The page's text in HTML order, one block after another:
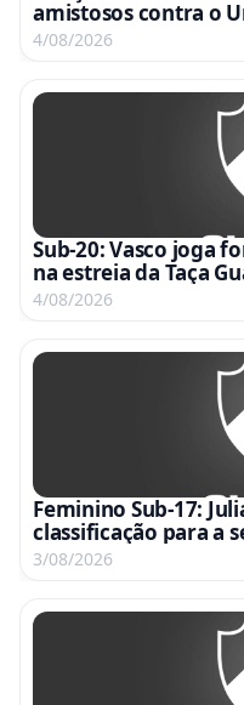
amistosos contra o
4/08/2026
Sub-20: Vasco joga
na estreia da Taça
15h
4/08/2026
Feminino Sub-17:
classificação para a
3/08/2026